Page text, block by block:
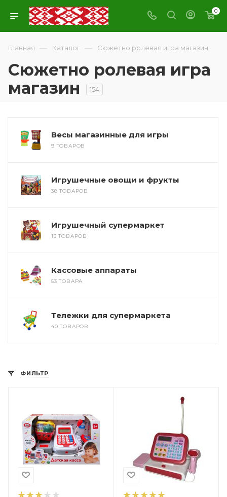
0
Главная — Каталог — Сюжетно ролевая игра магазин
Сюжетно ролевая игра
магазин
154
Весы магазинные для игры
9 ТОВАРОВ
Игрушечные овощи и фрукты
38 ТОВАРОВ
Игрушечный супермаркет
13 ТОВАРОВ
Кассовые аппараты
53 ТОВАРА
Тележки для супермаркета
40 ТОВАРОВ
ФИЛЬТР